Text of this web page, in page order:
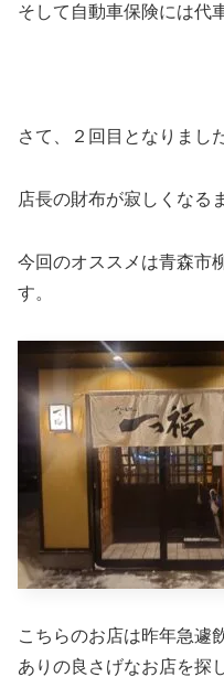
そして自動車保険には代
さて、２回目となりまし
店長の財布が寂しくなる
今回のオススメは青森市
す。
こちらのお店は昨年急遽
ありの良さげなお店を探